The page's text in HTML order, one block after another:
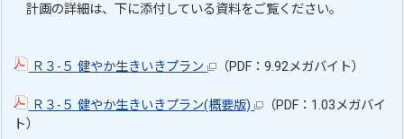
計画の詳細は、下に添付している資料をご覧ください。
Ｒ３-５ 健やか生きいきプラン （PDF：9.92メガバイト）
Ｒ３-５ 健やか生きいきプラン(概要版)
（PDF：1.03メガバイ
ト）